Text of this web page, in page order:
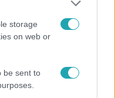
storage
on web or
be sent to